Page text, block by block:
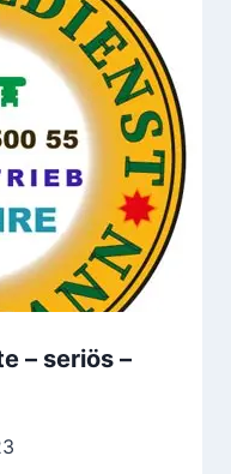
– seriös –